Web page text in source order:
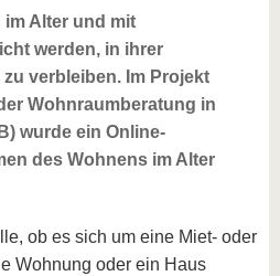
im Alter und mit
werden, in ihrer
verbleiben. Im Projekt
Wohnraumberatung in
wurde ein Online-
des Wohnens im Alter
ob es sich um eine Miet- oder
Wohnung oder ein Haus